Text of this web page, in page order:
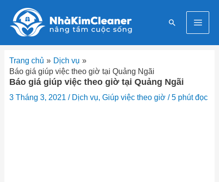
nội
Tìm
Main
Trang chủ
Dịch vụ
Báo giá giúp việc theo giờ tại Quảng Ngãi
Báo giá giúp việc theo giờ tại Quảng Ngãi
3 Tháng 3, 2021 / Dịch vụ, Giúp việc theo giờ /5 phút đọc